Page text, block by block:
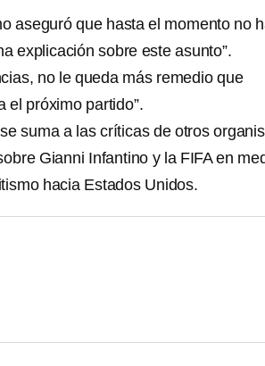
aseguró que hasta el momento no
explicación sobre este asunto”.
no le queda más remedio que
el próximo partido”.
suma a las críticas de otros
Gianni Infantino y la FIFA en
hacia Estados Unidos.